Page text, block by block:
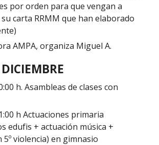
por orden para que vengan a
carta RRMM que han elaborado
AMPA, organiza Miguel A.
h. Asambleas de clases con
h Actuaciones primaria
edufis + actuación música +
5º violencia) en gimnasio